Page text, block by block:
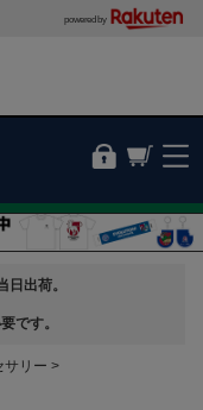
powered by
出荷。
です。
サリー